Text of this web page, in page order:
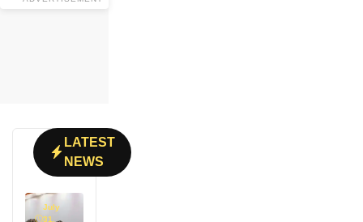
LATEST
NEWS
July
31,